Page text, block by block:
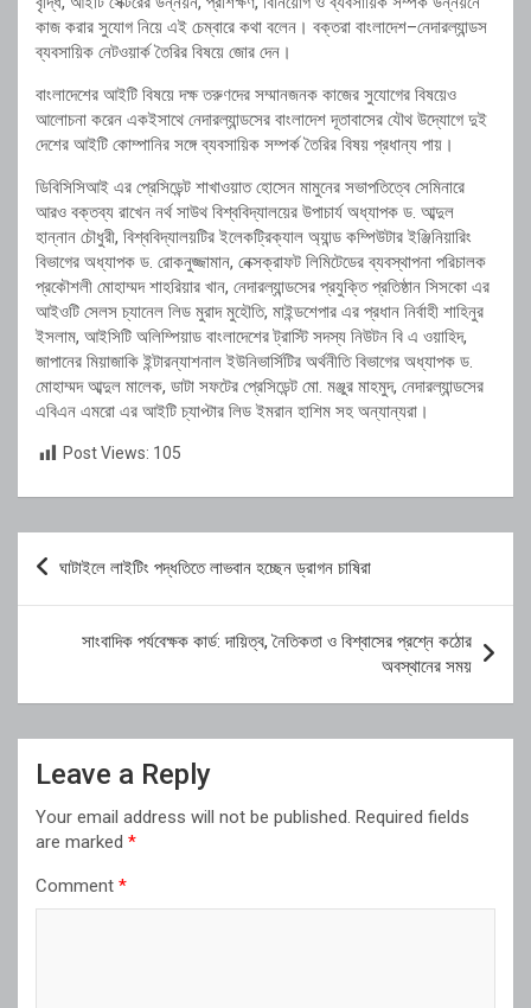
কাজ করার সুযোগ নিয়ে এই চেম্বারে কথা বলেন। বক্তরা বাংলাদেশ–নেদারল্যান্ডস
ব্যবসায়িক নেটওয়ার্ক তৈরির বিষয়ে জোর দেন।
বাংলাদেশের আইটি বিষয়ে দক্ষ তরুণদের সম্মানজনক কাজের সুযোগের বিষয়েও
আলোচনা করেন একইসাথে নেদারল্যান্ডসের বাংলাদেশ দূতাবাসের যৌথ উদ্যোগে দুই
দেশের আইটি কোম্পানির সঙ্গে ব্যবসায়িক সম্পর্ক তৈরির বিষয় প্রধান্য পায়।
ডিবিসিসিআই এর প্রেসিডেন্ট শাখাওয়াত হোসেন মামুনের সভাপতিত্বে সেমিনারে
আরও বক্তব্য রাখেন নর্থ সাউথ বিশ্ববিদ্যালয়ের উপাচার্য অধ্যাপক ড. আব্দুল
হান্নান চৌধুরী, বিশ্ববিদ্যালয়টির ইলেকট্রিক্যাল অ্যান্ড কম্পিউটার ইঞ্জিনিয়ারিং
বিভাগের অধ্যাপক ড. রোকনুজ্জামান, নেক্সক্রাফট লিমিটেডের ব্যবস্থাপনা পরিচালক
প্রকৌশলী মোহাম্মদ শাহরিয়ার খান, নেদারল্যান্ডসের প্রযুক্তি প্রতিষ্ঠান সিসকো এর
আইওটি সেলস চ্যানেল লিড মুরাদ মুহৌতি, মাইন্ডশেপার এর প্রধান নির্বাহী শাহিনুর
ইসলাম, আইসিটি অলিম্পিয়াড বাংলাদেশের ট্রাস্টি সদস্য নিউটন বি এ ওয়াহিদ,
জাপানের মিয়াজাকি ইন্টারন্যাশনাল ইউনিভার্সিটির অর্থনীতি বিভাগের অধ্যাপক ড.
মোহাম্মদ আব্দুল মালেক, ডাটা সফটের প্রেসিডেন্ট মো. মঞ্জুর মাহমুদ, নেদারল্যান্ডসের
এবিএন এমরো এর আইটি চ্যাপ্টার লিড ইমরান হাশিম সহ অন্যান্যরা।
Post Views: 105
Post
ঘাটাইলে লাইটিং পদ্ধতিতে লাভবান হচ্ছেন ড্রাগন চাষিরা
সাংবাদিক পর্যবেক্ষক কার্ড: দায়িত্ব, নৈতিকতা ও বিশ্বাসের প্রশ্নে কঠোর
অবস্থানের সময়
Leave a Reply
Your email address will not be published. Required fields
are marked *
Comment *